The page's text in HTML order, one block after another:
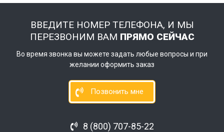
ВВЕДИТЕ НОМЕР ТЕЛЕФОНА, И МЫ
ПЕРЕЗВОНИМ ВАМ ПРЯМО СЕЙЧАС
Во время звонка вы можете задать любые вопросы и при
желании оформить заказ
Позвонить мне
8 (800) 707-85-22